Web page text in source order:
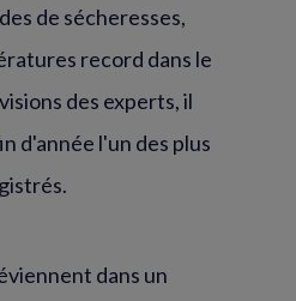
de sécheresses,
record dans le
des experts, il
d'année l'un des plus
dans un